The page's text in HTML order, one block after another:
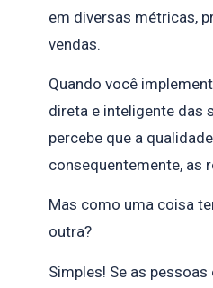
em diversas métricas,
vendas.
Quando você
direta e inteligente das
percebe que a
consequentemente, as
Mas como uma coisa
outra?
Simples! Se as